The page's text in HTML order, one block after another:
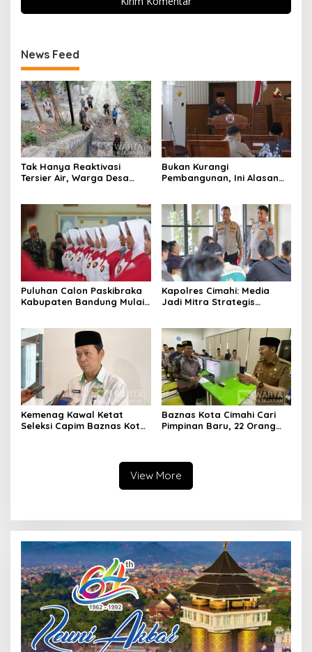
News Feed
Tak Hanya Reaktivasi
Tersier Air, Warga Desa
Bukan Kurangi
Pembangunan, Ini Alasan
Daerah
Puluhan Calon Paskibraka
Kabupaten Bandung Mulai
Kapolres Cimahi: Media
Jadi Mitra Strategis
Kemenag Kawal Ketat
Seleksi Capim Baznas Kota
Baznas Kota Cimahi Cari
Pimpinan Baru, 22 Orang
View More